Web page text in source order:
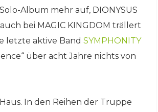
Album mehr auf, DIONYSUS
bei MAGIC KINGDOM trällert
letzte aktive Band SYMPHONITY
über acht Jahre nichts von
In den Reihen der Truppe